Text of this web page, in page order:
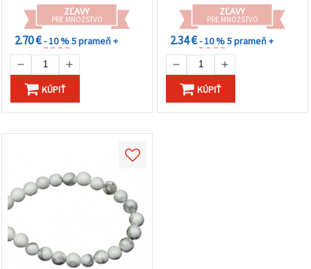
ZĽAVY
PRE MNOŽSTVO
2.70 €- 10 %5 prameň +
KÚPIŤ
ZĽAVY
PRE MNOŽSTVO
2.34 €- 10 %5 prameň +
KÚPIŤ